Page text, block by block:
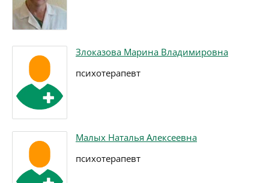
Злоказова Марина Владимировна
психотерапевт
Малых Наталья Алексеевна
психотерапевт